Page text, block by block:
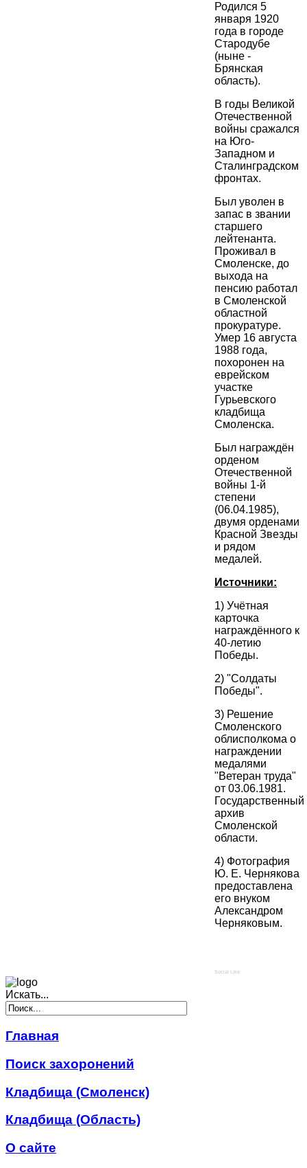
Родился 5
января 1920
года в городе
Стародубе
(ныне -
Брянская
область).
В годы Великой
Отечественной
войны сражался
на Юго-
Западном и
Сталинградском
фронтах.
Был уволен в
запас в звании
старшего
лейтенанта.
Проживал в
Смоленске, до
выхода на
пенсию работал
в Смоленской
областной
прокуратуре.
Умер 16 августа
1988 года,
похоронен на
еврейском
участке
Гурьевского
кладбища
Смоленска.
Был награждён
орденом
Отечественной
войны 1-й
степени
(06.04.1985),
двумя орденами
Красной Звезды
и рядом
медалей.
Источники:
1) Учётная
карточка
награждённого к
40-летию
Победы.
2) "Солдаты
Победы".
3) Решение
Смоленского
облисполкома о
награждении
медалями
"Ветеран труда"
от 03.06.1981.
Государственный
архив
Смоленской
области.
4) Фотография
Ю. Е. Чернякова
предоставлена
его внуком
Александром
Черняковым.
Social Like
Искать...
Главная
Поиск захоронений
Кладбища (Смоленск)
Кладбища (Область)
О сайте